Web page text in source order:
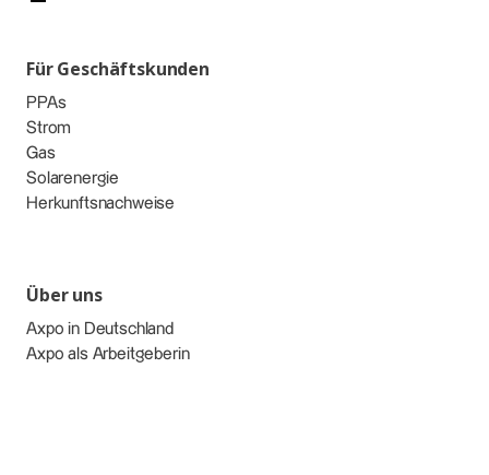
Für Geschäftskunden
PPAs
Strom
Gas
Solarenergie
Herkunftsnachweise
Über uns
Axpo in Deutschland
Axpo als Arbeitgeberin